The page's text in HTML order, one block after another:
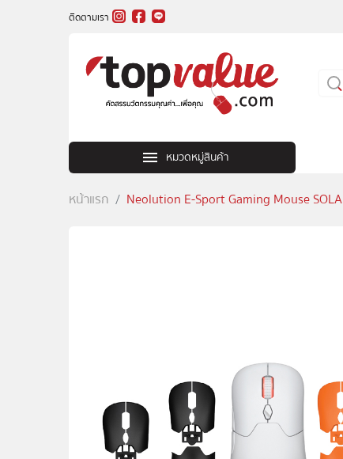
ติดตามเรา
หมวดหมู่สินค้า
หน้าแรก Neolution E-Sport Gaming Mouse